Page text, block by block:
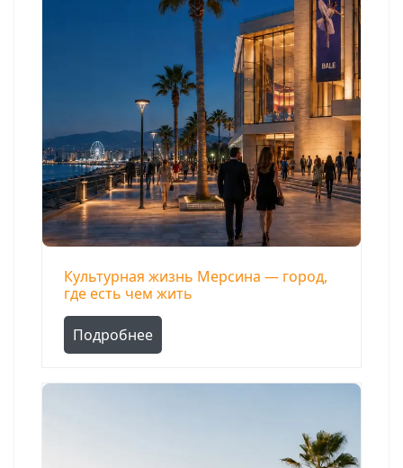
Культурная жизнь Мерсина — город,
где есть чем жить
Подробнее